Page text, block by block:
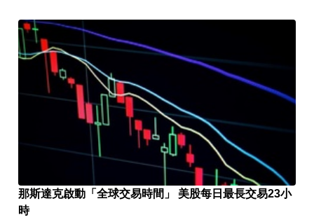
那斯達克啟動「全球交易時間」 美股每日最長交易23小
時